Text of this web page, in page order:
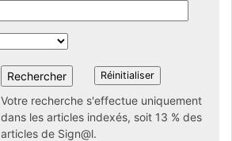
Votre recherche s'effectue uniquement
dans les articles indexés, soit 13 % des
articles de Sign@l.